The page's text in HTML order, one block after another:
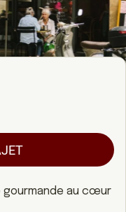
gourmande au cœur